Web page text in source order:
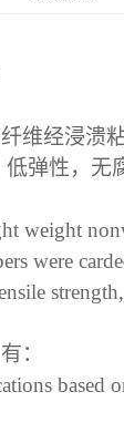
维经浸溃
低弹性，无
weight
were
：
based